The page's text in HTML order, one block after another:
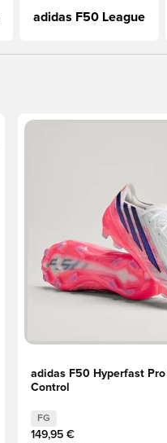
adidas F50 League
Odpre Modal za prijavo
adidas F50 Hyperfast Pro
Control
FG
149,95 €